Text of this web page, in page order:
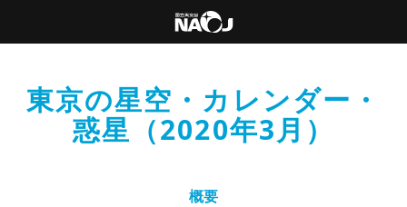
東京の星空・カレンダー・
惑星（2020年3月）
概要